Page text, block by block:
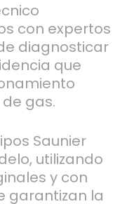
con expertos
diagnosticar
que
gas.
Saunier
utilizando
y con
garantizan la